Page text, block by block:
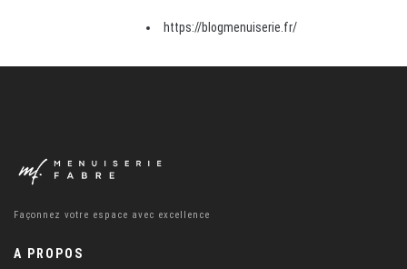
https://blogmenuiserie.fr/
Façonnez votre espace avec excellence
A PROPOS